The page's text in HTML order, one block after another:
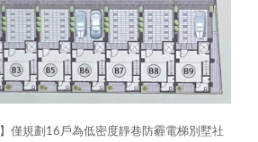
】僅規劃16戶為低密度靜巷防霾電梯別墅社